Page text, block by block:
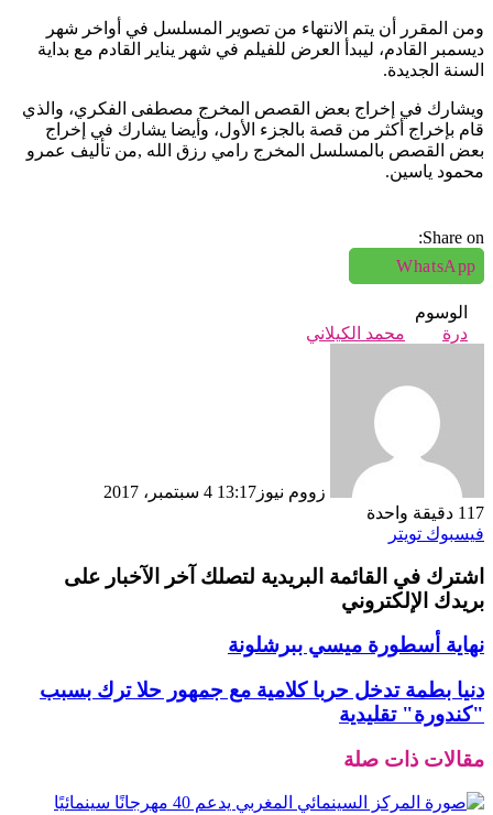
ومن المقرر أن يتم الانتهاء من تصوير المسلسل في أواخر شهر
ديسمبر القادم، ليبدأ العرض للفيلم في شهر يناير القادم مع بداية
السنة الجديدة.
ويشارك في إخراج بعض القصص المخرج مصطفى الفكري، والذي
قام بإخراج أكثر من قصة بالجزء الأول، وأيضا يشارك في إخراج
بعض القصص بالمسلسل المخرج رامي رزق الله ,من تأليف عمرو
محمود ياسين.
Share on:
WhatsApp
الوسوم
درة
محمد الكيلاني
زووم نيوز 13:17 4 سبتمبر، 2017
117 دقيقة واحدة
فيسبوك تويتر
البريد
اشترك في القائمة البريدية لتصلك آخر الآخبار على
بريدك الإلكتروني
نهاية أسطورة ميسي ببرشلونة
دنيا بطمة تدخل حربا كلامية مع جمهور حلا ترك بسبب
"كندورة" تقليدية
مقالات ذات صلة